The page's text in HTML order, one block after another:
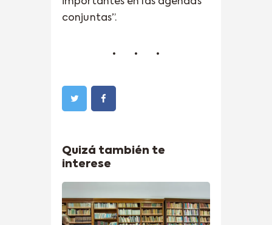
conjuntas”.
Quizá también te
interese